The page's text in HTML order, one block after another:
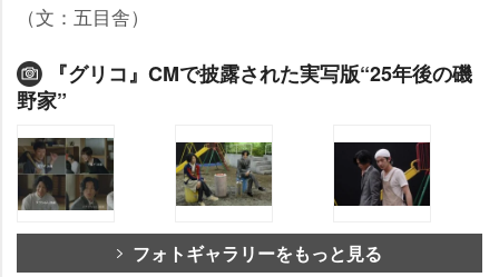
（文：五目舎）
『グリコ』CMで披露された実写版“25年後の磯
野家”
フォトギャラリーをもっと見る